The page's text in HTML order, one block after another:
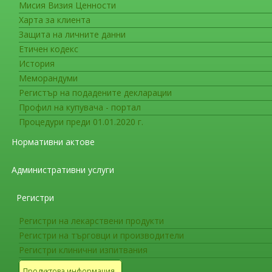
Мисия Визия Ценности
Харта за клиента
Защита на личните данни
Етичен кодекс
История
Меморандуми
Регистър на подадените декларации
Профил на купувача - портал
Процедури преди 01.01.2020 г.
Нормативни актове
Административни услуги
Регистри
Регистри на лекарствени продукти
Регистри на търговци и производители
Регистри клинични изпитвания
Нови лекарствени продукти препоръчани
VidPrevtyn Beta (COVID-19 vaccine
активна имунизация за предотвратяване на
векторна COVID-19 ваксина.
коронавирус 2 (SARS-CoV-2). Въпреки че
главно чрез свързване с ангиотензин-
седмата ваксина, препоръчана от
одобрение само като бустерна доза, а не като
За повече информация посетете